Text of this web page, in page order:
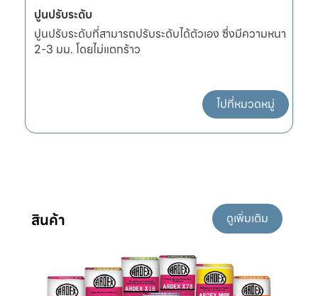
ปูนปรับระดับ
ปูนปรับระดับที่สามารถปรับระดับได้ตัวเอง ซึ่งมีความหนา
2-3 มม. โดยไม่แตกร้าว
ไปที่หมวดหมู่
สินค้า ดูเพิ่มเติม